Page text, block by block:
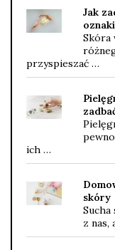
Jak
Skóra
przyspieszać …
ich …
skóry
z nas,